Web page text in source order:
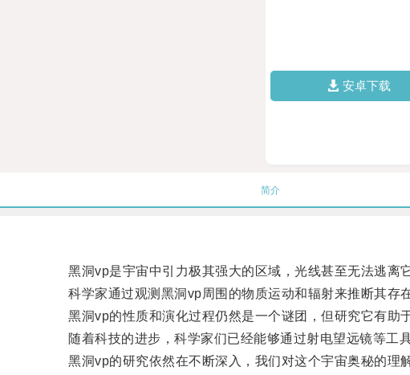
安卓下载
简介
黑洞vp是宇宙中引力极其强大的区域，光线甚至无法逃离它
科学家通过观测黑洞vp周围的物质运动和辐射来推断其存在
黑洞vp的性质和演化过程仍然是一个谜团，但研究它有助于
随着科技的进步，科学家们已经能够通过射电望远镜等工
黑洞vp的研究依然在不断深入，我们对这个宇宙奥秘的理解